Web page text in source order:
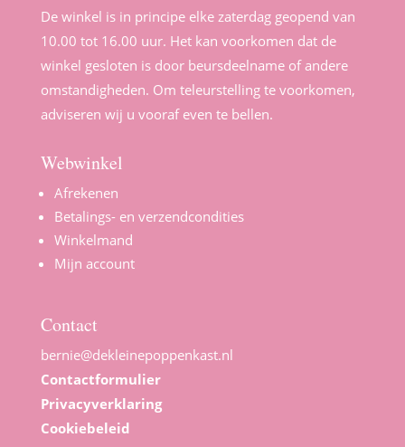
De winkel is in principe elke zaterdag geopend van
10.00 tot 16.00 uur. Het kan voorkomen dat de
winkel gesloten is door beursdeelname of andere
omstandigheden. Om teleurstelling te voorkomen,
adviseren wij u vooraf even te bellen.
Webwinkel
Afrekenen
Betalings- en verzendcondities
Winkelmand
Mijn account
Contact
bernie@dekleinepoppenkast.nl
Contactformulier
Privacyverklaring
Cookiebeleid